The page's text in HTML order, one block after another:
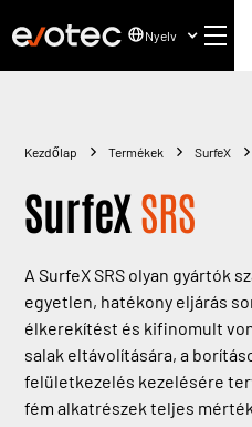
Nyelv
Kezdőlap Termékek SurfeX
SurfeXSRS
A SurfeX SRS olyan gyártók
egyetlen, hatékony eljárás
élkerekítést és kifinomult
salak eltávolítására, a
felületkezelés kezelésére
fém alkatrészek teljes